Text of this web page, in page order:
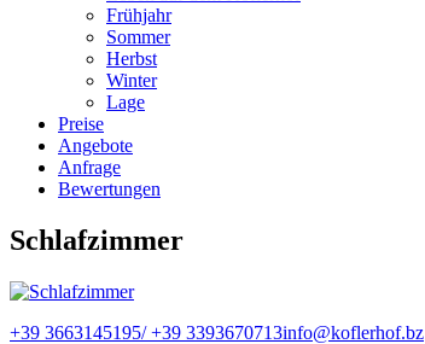
Frühjahr
Sommer
Herbst
Winter
Lage
Preise
Angebote
Anfrage
Bewertungen
Schlafzimmer
+39 3663145195/ +39 3393670713info@koflerhof.bz